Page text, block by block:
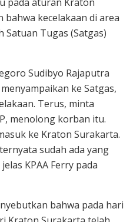
kecelakaan di area
Tugas (Satgas)
Sudibyo Rajaputra
ke Satgas,
Terus, minta
menolong korban itu.
ke Kraton Surakarta.
sudah ada yang
KPAA Ferry pada
bahwa pada hari